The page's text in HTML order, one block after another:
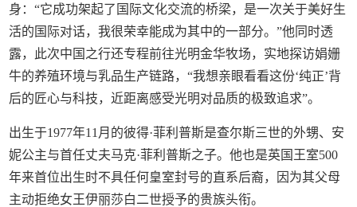
身：“它成功架起了国际文化交流的桥梁，是一次关于美好生
活的国际对话，我很荣幸能成为其中的一部分。”他同时透
露，此次中国之行还专程前往光明金华牧场，实地探访娟姗
牛的养殖环境与乳品生产链路，“我想亲眼看看这份‘纯正’背
后的匠心与科技，近距离感受光明对品质的极致追求”。
出生于1977年11月的彼得·菲利普斯是查尔斯三世的外甥、安
妮公主与首任丈夫马克·菲利普斯之子。他也是英国王室500
年来首位出生时不具任何皇室封号的直系后裔，因为其父母
主动拒绝女王伊丽莎白二世授予的贵族头衔。